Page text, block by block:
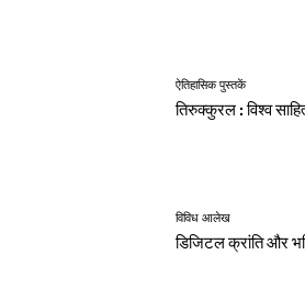
ऐतिहासिक पुस्तकें
तिरुक्कुरल : विश्व
विविध आलेख
डिजिटल क्रांति और